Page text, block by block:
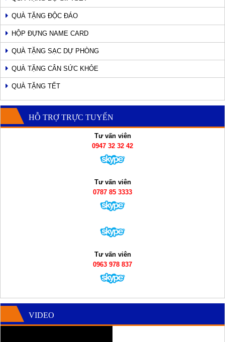
QUÀ TẶNG ĐỘC ĐÁO
HỘP ĐỰNG NAME CARD
QUÀ TẶNG SẠC DỰ PHÒNG
QUÀ TẶNG CÂN SỨC KHỎE
QUÀ TẶNG TẾT
HỖ TRỢ TRỰC TUYẾN
Tư vấn viên
0947 32 32 42
Tư vấn viên
0787 85 3333
Tư vấn viên
0963 978 837
VIDEO